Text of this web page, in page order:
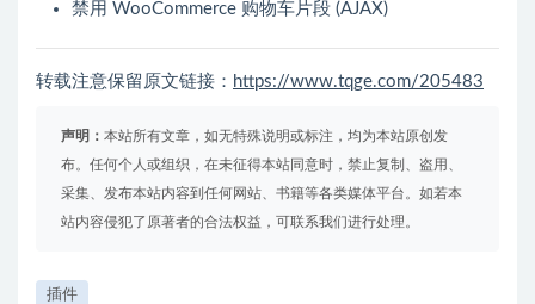
禁用 WooCommerce 购物车片段 (AJAX)
转载注意保留原文链接： https://www.tqge.com/205483
声明： 本站所有文章，如无特殊说明或标注，均为本站原创发
布。任何个人或组织，在未征得本站同意时，禁止复制、盗用、
采集、发布本站内容到任何网站、书籍等各类媒体平台。如若本
站内容侵犯了原著者的合法权益，可联系我们进行处理。
插件